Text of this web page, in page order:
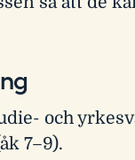
och
7–9).